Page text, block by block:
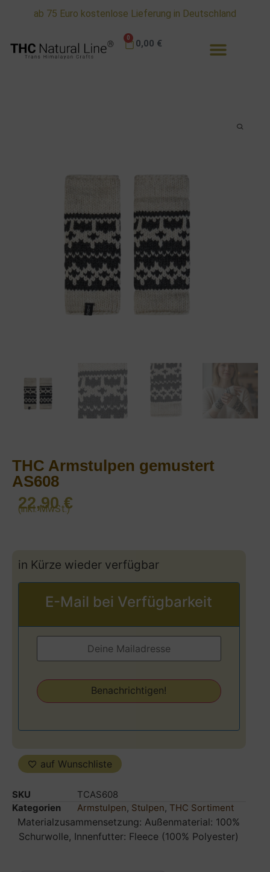
ab 75 Euro kostenlose Lieferung in Deutschland
0,00 €
0
THC Armstulpen gemustert
AS608
22,90€
(inkl. MwSt.)
in Kürze wieder verfügbar
E-Mail bei Verfügbarkeit
auf Wunschliste
SKU
TCAS608
Kategorien
Armstulpen, Stulpen, THC Sortiment
Materialzusammensetzung: Außenmaterial: 100%
Schurwolle, Innenfutter: Fleece (100% Polyester)